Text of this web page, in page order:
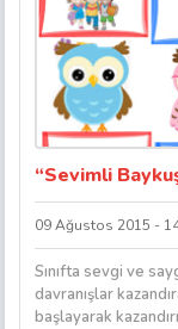
“Sevimli
09 Ağustos 2015 -
Sınıfta sevgi ve
davranışlar
başlayarak